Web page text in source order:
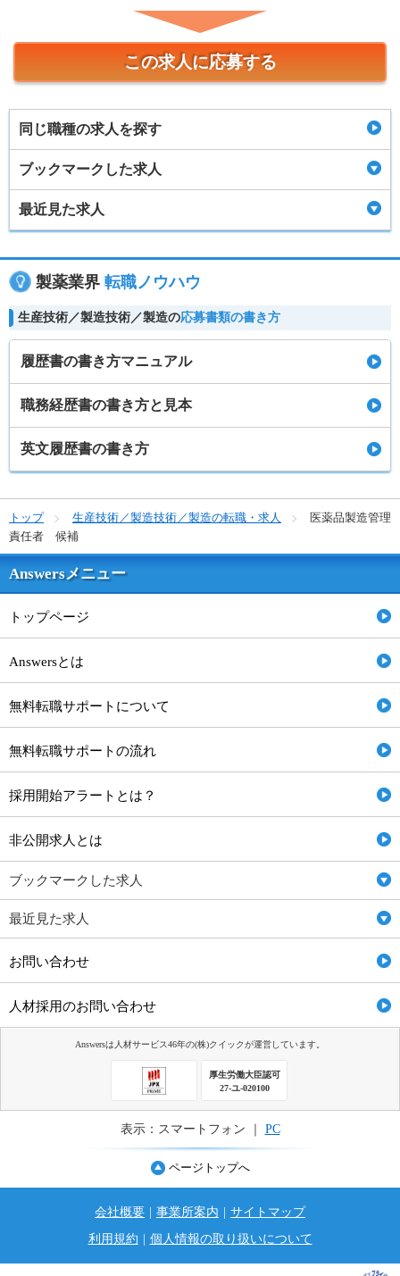
この求人に応募する
同じ職種の求人を探す
ブックマークした求人
最近見た求人
製薬業界 転職ノウハウ
生産技術／製造技術／製造の応募書類の書き方
履歴書の書き方マニュアル
職務経歴書の書き方と見本
英文履歴書の書き方
トップ 生産技術／製造技術／製造の転職・求人
医薬品製造管理
責任者 候補
Answersメニュー
トップページ
Answersとは
無料転職サポートについて
無料転職サポートの流れ
採用開始アラートとは？
非公開求人とは
ブックマークした求人
最近見た求人
お問い合わせ
人材採用のお問い合わせ
Answersは人材サービス46年の(株)クイックが運営しています。
厚生労働大臣認可
27-ユ-020100
表示：スマートフォン ｜ PC
ページトップへ
会社概要 事業所案内
サイトマップ
利用規約
個人情報の取り扱いについて